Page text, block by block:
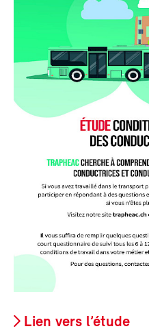
Lien vers l’étude